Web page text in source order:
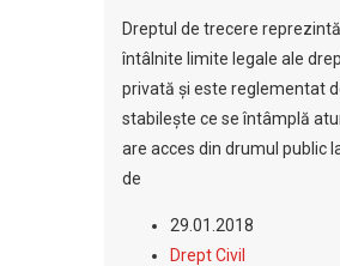
Dreptul de trecere
întâlnite limite legale ale
privată şi este reglementat
stabileşte ce se întâmplă
are acces din drumul public
de
29.01.2018
Drept Civil